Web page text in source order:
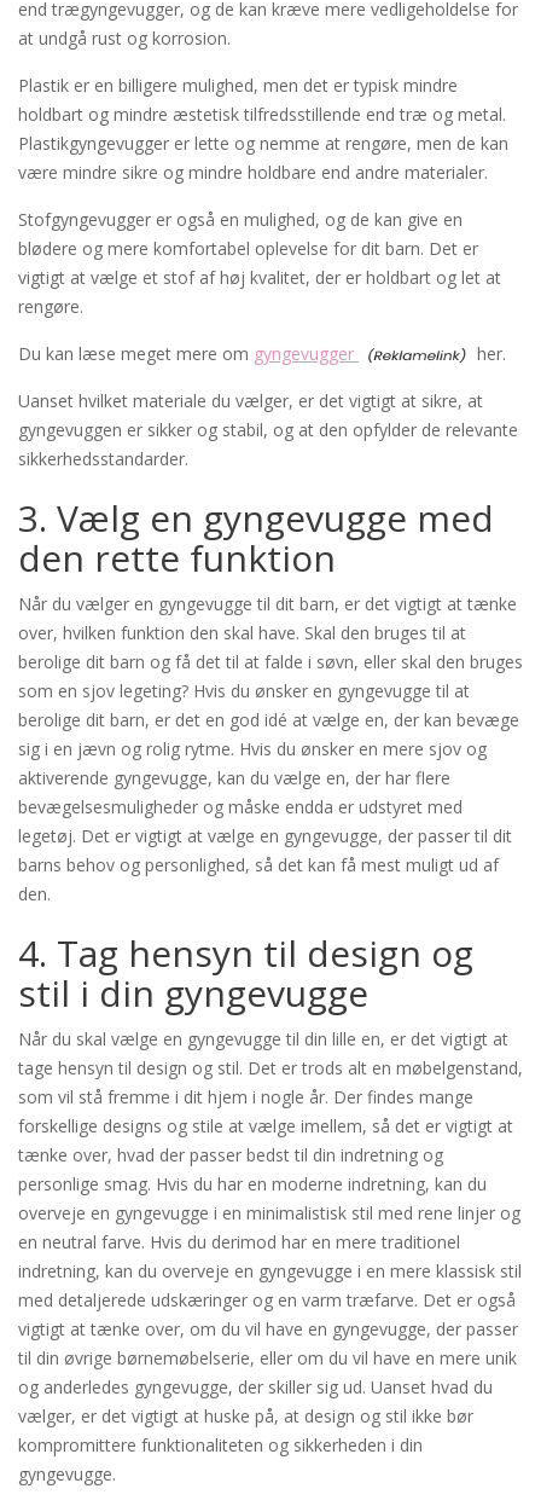
end trægyngevugger, og de kan kræve mere vedligeholdelse for
at undgå rust og korrosion.
Plastik er en billigere mulighed, men det er typisk mindre
holdbart og mindre æstetisk tilfredsstillende end træ og metal.
Plastikgyngevugger er lette og nemme at rengøre, men de kan
være mindre sikre og mindre holdbare end andre materialer.
Stofgyngevugger er også en mulighed, og de kan give en
blødere og mere komfortabel oplevelse for dit barn. Det er
vigtigt at vælge et stof af høj kvalitet, der er holdbart og let at
rengøre.
Du kan læse meget mere om gyngevugger her.
Uanset hvilket materiale du vælger, er det vigtigt at sikre, at
gyngevuggen er sikker og stabil, og at den opfylder de relevante
sikkerhedsstandarder.
3. Vælg en gyngevugge med
den rette funktion
Når du vælger en gyngevugge til dit barn, er det vigtigt at tænke
over, hvilken funktion den skal have. Skal den bruges til at
berolige dit barn og få det til at falde i søvn, eller skal den bruges
som en sjov legeting? Hvis du ønsker en gyngevugge til at
berolige dit barn, er det en god idé at vælge en, der kan bevæge
sig i en jævn og rolig rytme. Hvis du ønsker en mere sjov og
aktiverende gyngevugge, kan du vælge en, der har flere
bevægelsesmuligheder og måske endda er udstyret med
legetøj. Det er vigtigt at vælge en gyngevugge, der passer til dit
barns behov og personlighed, så det kan få mest muligt ud af
den.
4. Tag hensyn til design og
stil i din gyngevugge
Når du skal vælge en gyngevugge til din lille en, er det vigtigt at
tage hensyn til design og stil. Det er trods alt en møbelgenstand,
som vil stå fremme i dit hjem i nogle år. Der findes mange
forskellige designs og stile at vælge imellem, så det er vigtigt at
tænke over, hvad der passer bedst til din indretning og
personlige smag. Hvis du har en moderne indretning, kan du
overveje en gyngevugge i en minimalistisk stil med rene linjer og
en neutral farve. Hvis du derimod har en mere traditionel
indretning, kan du overveje en gyngevugge i en mere klassisk stil
med detaljerede udskæringer og en varm træfarve. Det er også
vigtigt at tænke over, om du vil have en gyngevugge, der passer
til din øvrige børnemøbelserie, eller om du vil have en mere unik
og anderledes gyngevugge, der skiller sig ud. Uanset hvad du
vælger, er det vigtigt at huske på, at design og stil ikke bør
kompromittere funktionaliteten og sikkerheden i din
gyngevugge.